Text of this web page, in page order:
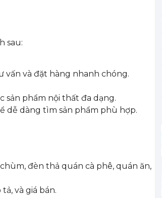
sau:
vấn và đặt hàng nhanh chóng.
sản phẩm nội thất đa dạng.
dễ dàng tìm sản phẩm phù hợp.
đèn thả quán cà phê, quán ăn,
và giá bán.